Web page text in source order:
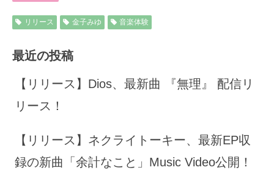
リリース 金子みゆ 音楽体験
最近の投稿
【リリース】Dios、最新曲 『無理』 配信リ
リース！
【リリース】ネクライトーキー、最新EP収
録の新曲「余計なこと」Music Video公開！